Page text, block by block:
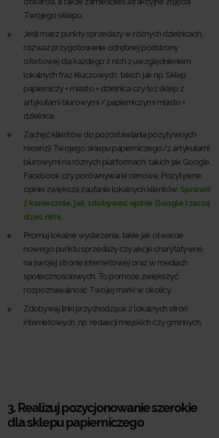
Twojego sklepu.
Jeśli masz punkty sprzedaży w różnych dzielnicach,
rozważ przygotowanie odrębnej podstrony
ofertowej dla każdego z nich z uwzględnieniem
lokalnych fraz kluczowych, takich jak np. Sklep
papierniczy + miasto + dzielnica czy też sklep z
artykułami biurowymi / papierniczymi miasto +
dzielnica.
Zachęć klientów do pozostawiania pozytywnych
recenzji Twojego sklepu papierniczego/z artykułami
biurowymi na różnych platformach, takich jak Google,
Facebook czy porównywarki cenowe. Pozytywne
opinie zwiększą zaufanie lokalnych klientów. Sprawd
ź koniecznie, jak zdobywać opinie Google i zarzą
dzać nimi.
Promuj lokalne wydarzenia, takie jak otwarcie
nowego punktu sprzedaży czy akcje charytatywne,
na swojej stronie internetowej oraz w mediach
społecznościowych. To pomoże zwiększyć
rozpoznawalność Twojej marki w okolicy.
Zdobywaj linki przychodzące z lokalnych stron
internetowych, np. redakcji miejskich czy gminnych.
3. Realizuj pozycjonowanie szerokie
dla sklepu papierniczego